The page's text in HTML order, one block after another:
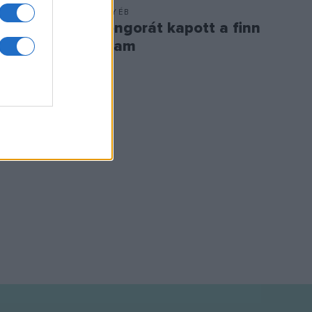
EGYÉB
Zongorát kapott a finn
állam